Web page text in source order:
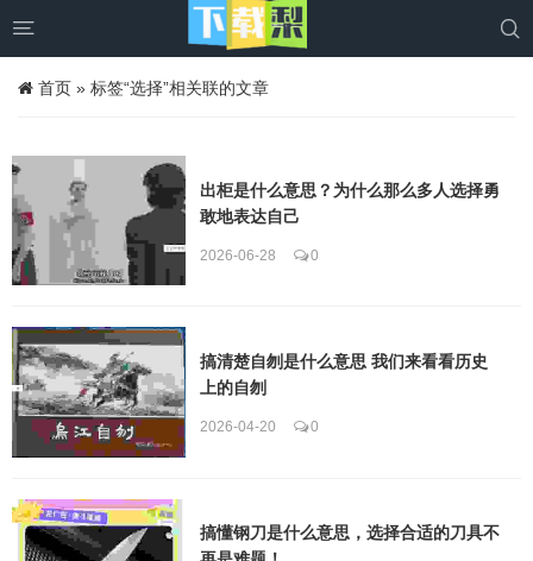
 
首页 » 标签“选择”相关联的文章
出柜是什么意思？为什么那么多人选择勇
敢地表达自己
2026-06-28 0
搞清楚自刎是什么意思 我们来看看历史
上的自刎
2026-04-20 0
搞懂钢刀是什么意思，选择合适的刀具不